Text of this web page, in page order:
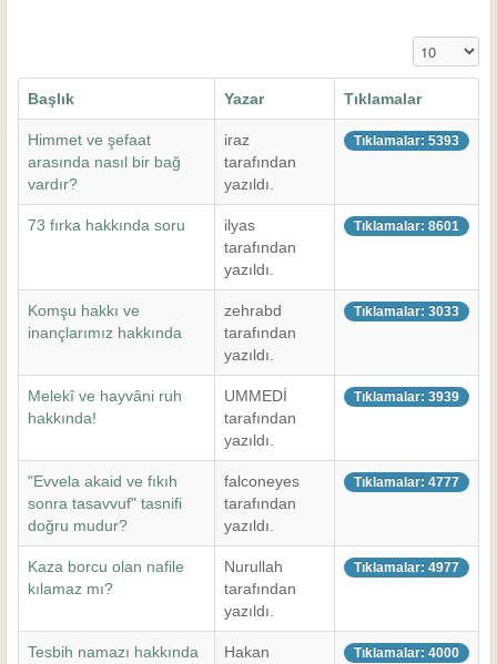
Başlık Yazar Tıklamalar
Himmet ve şefaat
arasında nasıl bir bağ
vardır?
iraz
tarafından
yazıldı.
Tıklamalar: 5393
73 fırka hakkında soru
ilyas
tarafından
yazıldı.
Tıklamalar: 8601
Komşu hakkı ve
inançlarımız hakkında
zehrabd
tarafından
yazıldı.
Tıklamalar: 3033
Melekî ve hayvâni ruh
hakkında!
UMMEDİ
tarafından
yazıldı.
Tıklamalar: 3939
"Evvela akaid ve fıkıh
sonra tasavvuf" tasnifi
doğru mudur?
falconeyes
tarafından
yazıldı.
Tıklamalar: 4777
Kaza borcu olan nafile
kılamaz mı?
Nurullah
tarafından
yazıldı.
Tıklamalar: 4977
Tesbih namazı hakkında
Hakan
Tıklamalar: 4000